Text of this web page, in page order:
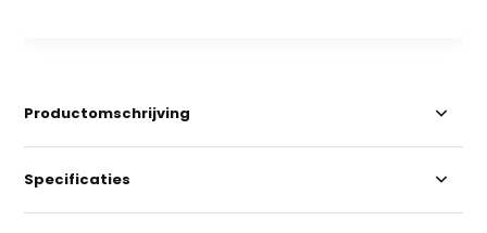
Productomschrijving
Specificaties